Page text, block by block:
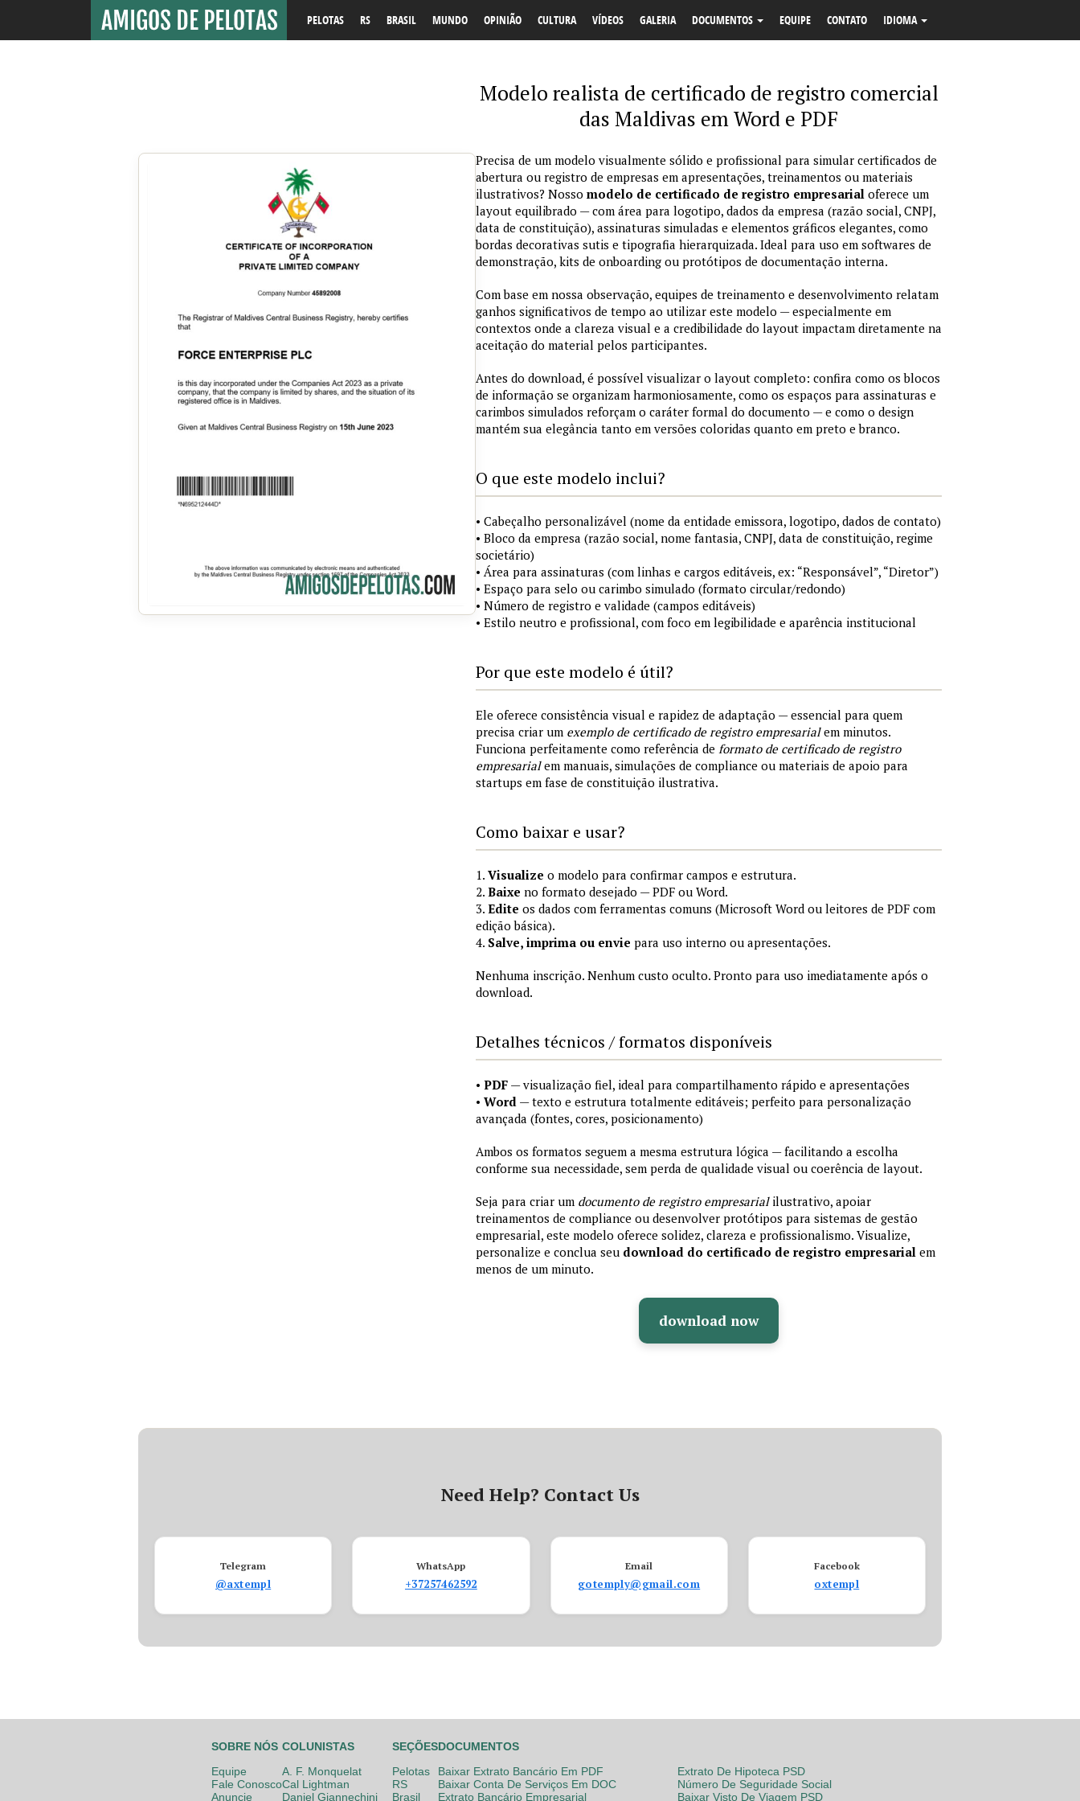
PELOTAS RS BRASIL MUNDO OPINIÃO CULTURA VÍDEOS GALERIA DOCUMENTOS EQUIPE CONTATO IDIOMA
Modelo realista de certificado de registro comercial
das Maldivas em Word e PDF
Precisa de um modelo visualmente sólido e profissional para simular certificados de
abertura ou registro de empresas em apresentações, treinamentos ou materiais
ilustrativos? Nosso modelo de certificado de registro empresarial oferece um
layout equilibrado — com área para logotipo, dados da empresa (razão social, CNPJ,
data de constituição), assinaturas simuladas e elementos gráficos elegantes, como
bordas decorativas sutis e tipografia hierarquizada. Ideal para uso em softwares de
demonstração, kits de onboarding ou protótipos de documentação interna.
Com base em nossa observação, equipes de treinamento e desenvolvimento relatam
ganhos significativos de tempo ao utilizar este modelo — especialmente em
contextos onde a clareza visual e a credibilidade do layout impactam diretamente na
aceitação do material pelos participantes.
Antes do download, é possível visualizar o layout completo: confira como os blocos
de informação se organizam harmoniosamente, como os espaços para assinaturas e
carimbos simulados reforçam o caráter formal do documento — e como o design
mantém sua elegância tanto em versões coloridas quanto em preto e branco.
O que este modelo inclui?
• Cabeçalho personalizável (nome da entidade emissora, logotipo, dados de contato)
• Bloco da empresa (razão social, nome fantasia, CNPJ, data de constituição, regime
societário)
• Área para assinaturas (com linhas e cargos editáveis, ex: “Responsável”, “Diretor”)
• Espaço para selo ou carimbo simulado (formato circular/redondo)
• Número de registro e validade (campos editáveis)
• Estilo neutro e profissional, com foco em legibilidade e aparência institucional
Por que este modelo é útil?
Ele oferece consistência visual e rapidez de adaptação — essencial para quem
precisa criar um exemplo de certificado de registro empresarialem minutos.
Funciona perfeitamente como referência de formato de certificado de registro
empresarialem manuais, simulações de compliance ou materiais de apoio para
startups em fase de constituição ilustrativa.
Como baixar e usar?
1. Visualize o modelo para confirmar campos e estrutura.
2. Baixe no formato desejado — PDF ou Word.
3. Edite os dados com ferramentas comuns (Microsoft Word ou leitores de PDF com
edição básica).
4. Salve, imprima ou envie para uso interno ou apresentações.
Nenhuma inscrição. Nenhum custo oculto. Pronto para uso imediatamente após o
download.
Detalhes técnicos / formatos disponíveis
• PDF — visualização fiel, ideal para compartilhamento rápido e apresentações
• Word — texto e estrutura totalmente editáveis; perfeito para personalização
avançada (fontes, cores, posicionamento)
Ambos os formatos seguem a mesma estrutura lógica — facilitando a escolha
conforme sua necessidade, sem perda de qualidade visual ou coerência de layout.
Seja para criar um documento de registro empresarialilustrativo, apoiar
treinamentos de compliance ou desenvolver protótipos para sistemas de gestão
empresarial, este modelo oferece solidez, clareza e profissionalismo. Visualize,
personalize e conclua seu download do certificado de registro empresarial em
menos de um minuto.
download now
Need Help? Contact Us
Telegram
@axtempl
WhatsApp
+37257462592
Email
gotemply@gmail.com
Facebook
oxtempl
SOBRE NÓS
Equipe
Fale Conosco
Anuncie
COLUNISTAS
A. F. Monquelat
Cal Lightman
Daniel Giannechini
SEÇÕES
Pelotas
RS
Brasil
DOCUMENTOS
Baixar Extrato Bancário Em PDF
Baixar Conta De Serviços Em DOC
Extrato Bancário Empresarial
Extrato De Hipoteca PSD
Número De Seguridade Social
Baixar Visto De Viagem PSD